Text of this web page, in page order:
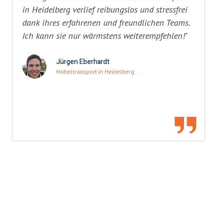
in Heidelberg verlief reibungslos und stressfrei
dank ihres erfahrenen und freundlichen Teams.
Ich kann sie nur wärmstens weiterempfehlen!"
Jürgen Eberhardt
Möbeltransport in Heidelberg